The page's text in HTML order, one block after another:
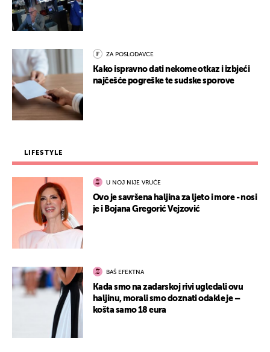
ZA POSLODAVCE
Kako ispravno dati nekome otkaz i izbjeći
najčešće pogreške te sudske sporove
LIFESTYLE
U NOJ NIJE VRUĆE
Ovo je savršena haljina za ljeto i more - nosi
je i Bojana Gregorić Vejzović
BAŠ EFEKTNA
Kada smo na zadarskoj rivi ugledali ovu
haljinu, morali smo doznati odakle je –
košta samo 18 eura